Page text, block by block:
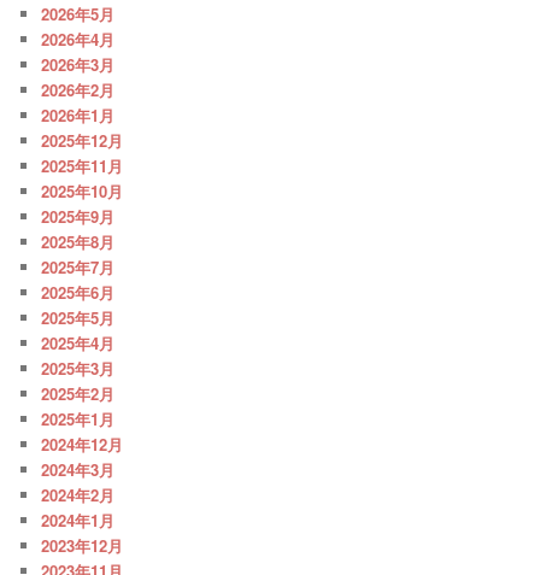
2026年5月
2026年4月
2026年3月
2026年2月
2026年1月
2025年12月
2025年11月
2025年10月
2025年9月
2025年8月
2025年7月
2025年6月
2025年5月
2025年4月
2025年3月
2025年2月
2025年1月
2024年12月
2024年3月
2024年2月
2024年1月
2023年12月
2023年11月